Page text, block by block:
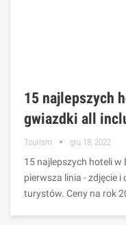
15 najlepszych
gwiazdki all
Tourism gru 18, 2022
15 najlepszych hoteli w
pierwsza linia - zdjęcie i
turystów. Ceny na rok